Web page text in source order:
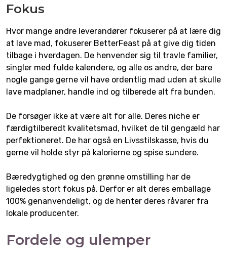
Fokus
Hvor mange andre leverandører fokuserer på at lære dig
at lave mad, fokuserer BetterFeast på at give dig tiden
tilbage i hverdagen. De henvender sig til travle familier,
singler med fulde kalendere, og alle os andre, der bare
nogle gange gerne vil have ordentlig mad uden at skulle
lave madplaner, handle ind og tilberede alt fra bunden.
De forsøger ikke at være alt for alle. Deres niche er
færdigtilberedt kvalitetsmad, hvilket de til gengæld har
perfektioneret. De har også en Livsstilskasse, hvis du
gerne vil holde styr på kalorierne og spise sundere.
Bæredygtighed og den grønne omstilling har de
ligeledes stort fokus på. Derfor er alt deres emballage
100% genanvendeligt, og de henter deres råvarer fra
lokale producenter.
Fordele og ulemper